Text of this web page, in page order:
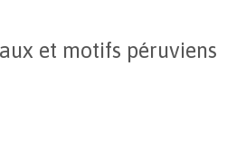
et motifs péruviens